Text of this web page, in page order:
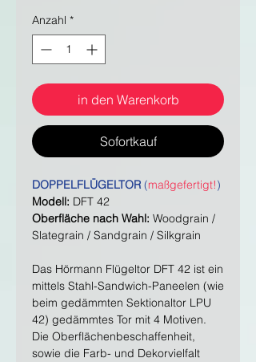
Anzahl *
in den Warenkorb
Sofortkauf
DOPPELFLÜGELTOR (maßgefertigt!)
Modell: DFT 42
Oberfläche nach Wahl: Woodgrain /
Slategrain / Sandgrain / Silkgrain
Das Hörmann Flügeltor DFT 42 ist ein
mittels Stahl-Sandwich-Paneelen (wie
beim gedämmten Sektionaltor LPU
42) gedämmtes Tor mit 4 Motiven.
Die Oberflächenbeschaffenheit,
sowie die Farb- und Dekorvielfalt